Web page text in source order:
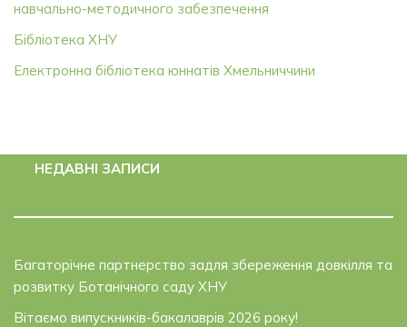
навчально-методичного забезпечення
Бібліотека ХНУ
Електронна бібліотека юннатів Хмельниччини
НЕДАВНІ ЗАПИСИ
Багаторічне партнерство задля збереження довкілля та
розвитку Ботанічного саду ХНУ
Вітаємо випускників-бакалаврів 2026 року!